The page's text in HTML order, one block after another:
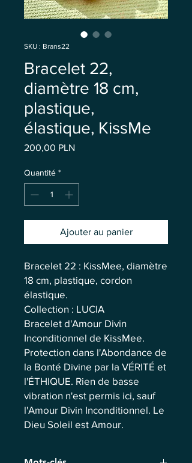
SKU : Brans22
Bracelet 22,
diamètre 18 cm,
plastique,
élastique, KissMe
200,00 PLN
Quantité *
Ajouter au panier
Bracelet 22 : KissMee, diamètre
18 cm, plastique, cordon
élastique.
Collection : LUCIA
Bracelet d'Amour Divin
Inconditionnel de KissMee.
Protection dans l'Abondance de
la Bonté Divine par la VÉRITÉ et
l'ÉTHIQUE. Rien de basse
vibration n'est permis ici, sauf
l'Amour Divin Inconditionnel. Le
Dieu Soleil est Amour.